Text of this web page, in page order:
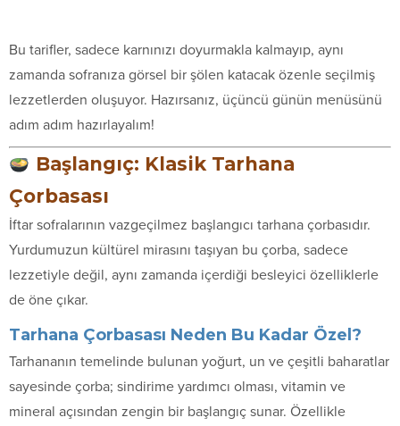
Bu tarifler, sadece karnınızı doyurmakla kalmayıp, aynı
zamanda sofranıza görsel bir şölen katacak özenle seçilmiş
lezzetlerden oluşuyor. Hazırsanız, üçüncü günün menüsünü
adım adım hazırlayalım!
Başlangıç: Klasik Tarhana
Çorbasası
İftar sofralarının vazgeçilmez başlangıcı tarhana çorbasıdır.
Yurdumuzun kültürel mirasını taşıyan bu çorba, sadece
lezzetiyle değil, aynı zamanda içerdiği besleyici özelliklerle
de öne çıkar.
Tarhana Çorbasası Neden Bu Kadar Özel?
Tarhananın temelinde bulunan yoğurt, un ve çeşitli baharatlar
sayesinde çorba; sindirime yardımcı olması, vitamin ve
mineral açısından zengin bir başlangıç sunar. Özellikle